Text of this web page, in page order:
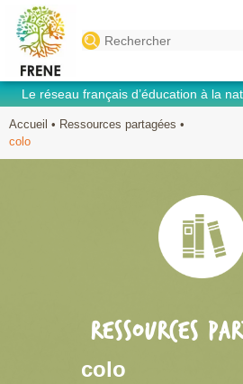
Search
for:
Le réseau français d’éducation à la
Accueil • Ressources partagées •
colo
RESSOURCES
colo